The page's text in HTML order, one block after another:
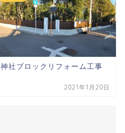
神社ブロックリフォーム工事
2021年1月20日